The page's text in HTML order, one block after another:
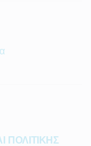
ΠΟΛΙΤΙΚΗΣ